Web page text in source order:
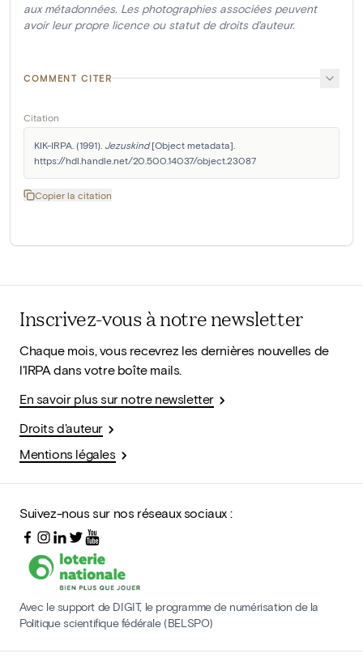
aux métadonnées. Les photographies associées peuvent
avoir leur propre licence ou statut de droits d'auteur.
COMMENT CITER
Citation
KIK-IRPA. (1991). Jezuskind [Object metadata].
https://hdl.handle.net/20.500.14037/object.23087
Copier la citation
Inscrivez-vous à notre newsletter
Chaque mois, vous recevrez les dernières nouvelles de
l'IRPA dans votre boîte mails.
En savoir plus sur notre newsletter
Droits d'auteur
Mentions légales
Suivez-nous sur nos réseaux sociaux :
Avec le support de DIGIT, le programme de numérisation de la
Politique scientifique fédérale (BELSPO)